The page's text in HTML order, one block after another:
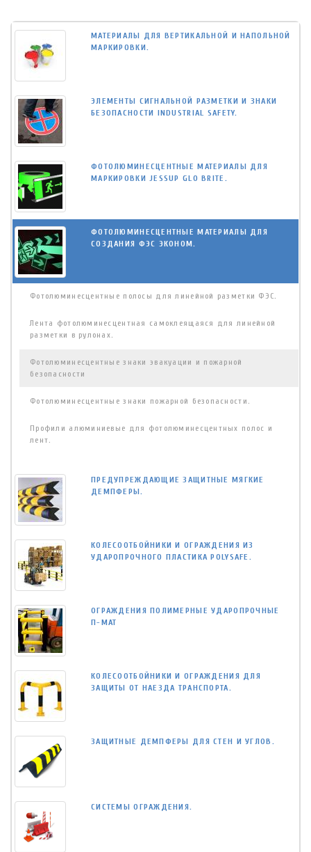
МАТЕРИАЛЫ ДЛЯ ВЕРТИКАЛЬНОЙ И НАПОЛЬНОЙ
МАРКИРОВКИ.
ЭЛЕМЕНТЫ СИГНАЛЬНОЙ РАЗМЕТКИ И ЗНАКИ
БЕЗОПАСНОСТИ INDUSTRIAL SAFETY.
ФОТОЛЮМИНЕСЦЕНТНЫЕ МАТЕРИАЛЫ ДЛЯ
МАРКИРОВКИ JESSUP GLO BRITE.
ФОТОЛЮМИНЕСЦЕНТНЫЕ МАТЕРИАЛЫ ДЛЯ
СОЗДАНИЯ ФЭС ЭКОНОМ.
Фотолюминесцентные полосы для линейной разметки ФЭС.
Лента фотолюминесцентная самоклеящаяся для линейной
разметки в рулонах.
Фотолюминесцентные знаки эвакуации и пожарной
безопасности
Фотолюминесцентные знаки пожарной безопасности.
Профили алюминиевые для фотолюминесцентных полос и
лент.
ПРЕДУПРЕЖДАЮЩИЕ ЗАЩИТНЫЕ МЯГКИЕ
ДЕМПФЕРЫ.
КОЛЕСООТБОЙНИКИ И ОГРАЖДЕНИЯ ИЗ
УДАРОПРОЧНОГО ПЛАСТИКА POLYSAFE.
ОГРАЖДЕНИЯ ПОЛИМЕРНЫЕ УДАРОПРОЧНЫЕ
П-МАТ
КОЛЕСООТБОЙНИКИ И ОГРАЖДЕНИЯ ДЛЯ
ЗАЩИТЫ ОТ НАЕЗДА ТРАНСПОРТА.
ЗАЩИТНЫЕ ДЕМПФЕРЫ ДЛЯ СТЕН И УГЛОВ.
СИСТЕМЫ ОГРАЖДЕНИЯ.